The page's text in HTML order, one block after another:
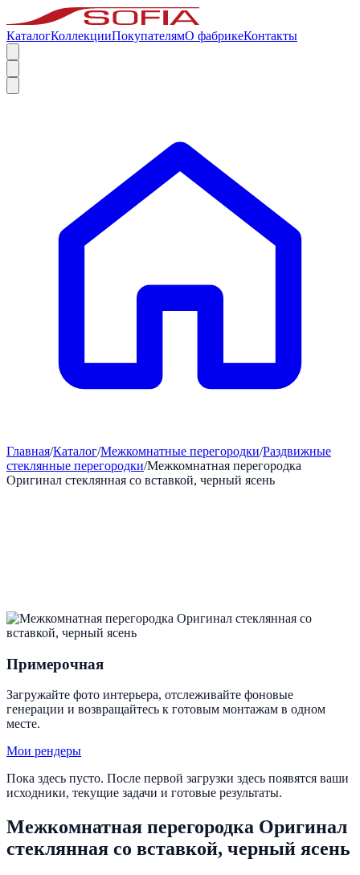
КаталогКоллекцииПокупателямО фабрикеКонтакты
Главная/Каталог/Межкомнатные перегородки/Раздвижные
стеклянные перегородки/Межкомнатная перегородка
Оригинал стеклянная со вставкой, черный ясень
Примерочная
Загружайте фото интерьера, отслеживайте фоновые
генерации и возвращайтесь к готовым монтажам в одном
месте.
Мои рендеры
Пока здесь пусто. После первой загрузки здесь появятся ваши
исходники, текущие задачи и готовые результаты.
Межкомнатная перегородка Оригинал
стеклянная со вставкой, черный ясень